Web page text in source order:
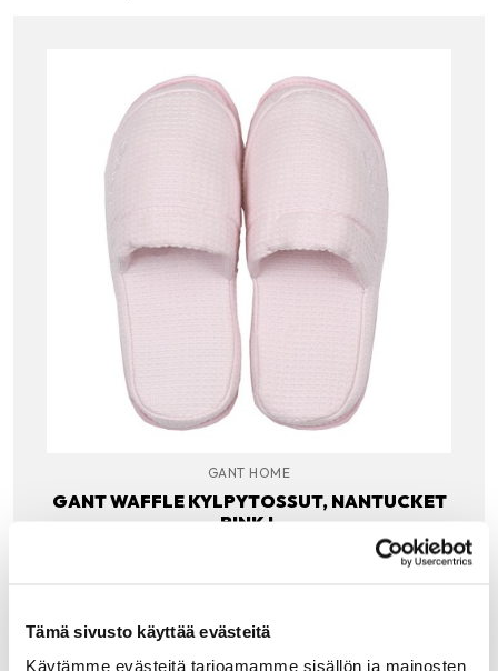
Tämä sivusto käyttää evästeitä
Käytämme evästeitä tarjoamamme sisällön ja mainosten
GANT HOME
GANT WAFFLE KYLPYTOSSUT, NANTUCKET
PINK L
Gant Waffle slippers – Arjen luksusta jokaiseen aamuun ja
kylpyhetkeen. Päällisessä vohvelikangas sisä-ja
44.90